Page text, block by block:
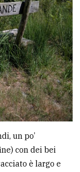
un po’
con dei bei
è largo e